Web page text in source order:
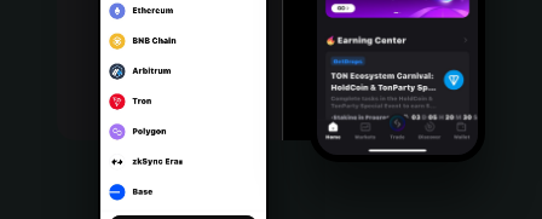
Português (Portugal)
Bahasa Indonesia
Português (Brasil)